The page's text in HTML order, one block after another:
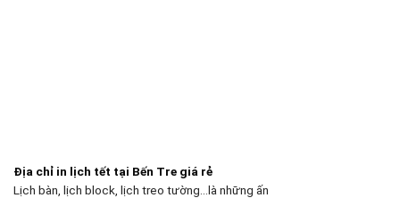
Địa chỉ in lịch tết tại Bến Tre giá rẻ
Lịch bàn, lịch block, lịch treo tường…là những ấn